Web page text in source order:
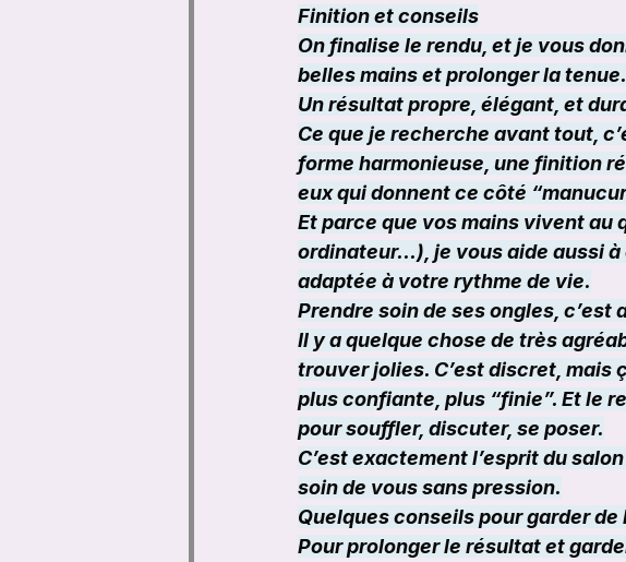
Finition et conseils
On finalise le rendu, et je vous
belles mains et prolonger la tenue.
Un résultat propre, élégant, et
Ce que je recherche avant tout,
forme harmonieuse, une finition
eux qui donnent ce côté
Et parce que vos mains vivent au
ordinateur…), je vous aide aussi
adaptée à votre rythme de vie.
Prendre soin de ses ongles, c’est
Il y a quelque chose de très
trouver jolies. C’est discret, mais
plus confiante, plus “finie”. Et le
pour souffler, discuter, se poser.
C’est exactement l’esprit du
soin de vous sans pression.
Quelques conseils pour garder
Pour prolonger le résultat et